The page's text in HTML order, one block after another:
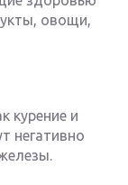
овощи,
курение и
негативно